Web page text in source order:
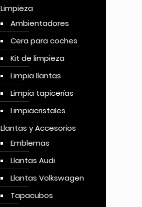
Limpieza
Ambientadores
Cera para coches
Kit de limpieza
Limpia llantas
Limpia tapicerías
Limpiacristales
Llantas y Accesorios
Emblemas
Llantas Audi
Llantas Volkswagen
Tapacubos